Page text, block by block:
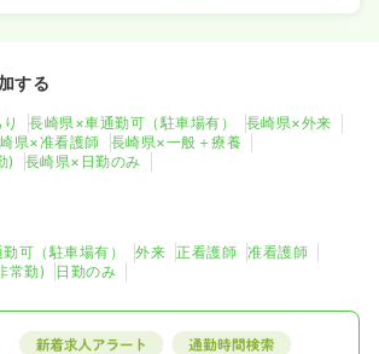
する
長崎県×車通勤可（駐車場有）
長崎県×外来
県×准看護師
長崎県×一般＋療養
)
長崎県×日勤のみ
可（駐車場有） 外来 正看護師
准看護師
常勤) 日勤のみ